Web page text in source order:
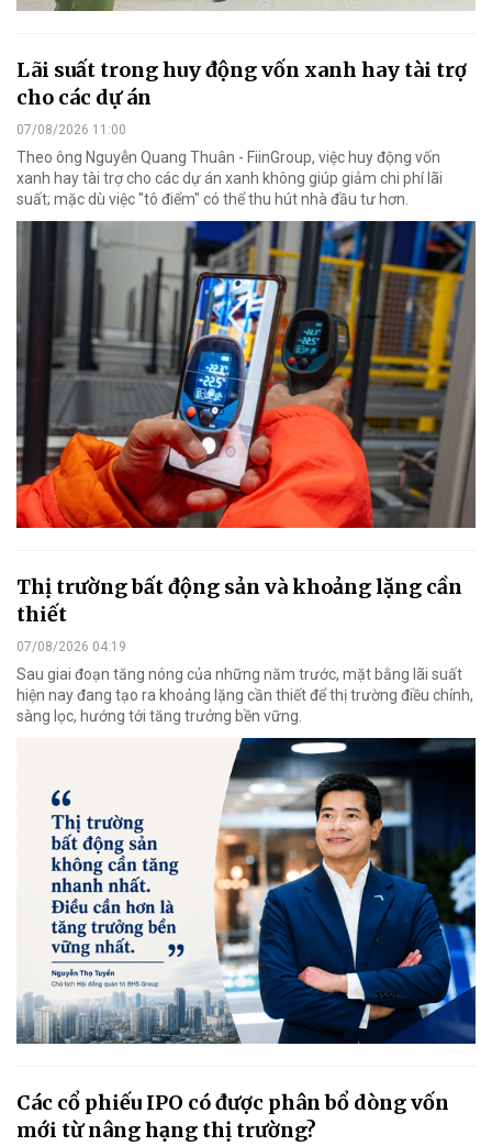
Lãi suất trong huy động vốn xanh hay tài trợ
cho các dự án
07/08/2026 11:00
Theo ông Nguyễn Quang Thuân - FiinGroup, việc huy động vốn
xanh hay tài trợ cho các dự án xanh không giúp giảm chi phí lãi
suất; mặc dù việc "tô điểm" có thể thu hút nhà đầu tư hơn.
Thị trường bất động sản và khoảng lặng cần
thiết
07/08/2026 04:19
Sau giai đoạn tăng nóng của những năm trước, mặt bằng lãi suất
hiện nay đang tạo ra khoảng lặng cần thiết để thị trường điều chỉnh,
sàng lọc, hướng tới tăng trưởng bền vững.
Các cổ phiếu IPO có được phân bổ dòng vốn
mới từ nâng hạng thị trường?